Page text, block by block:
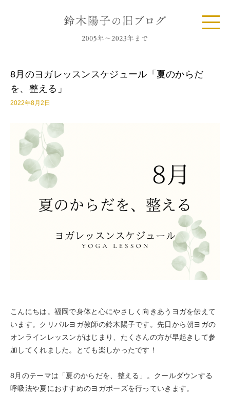
8月のヨガレッスンスケジュール「夏のからだ
を、整える」
2022年8月2日
こんにちは。福岡で身体と心にやさしく向きあうヨガを伝えて
います。クリパルヨガ教師の鈴木陽子です。先日から朝ヨガの
オンラインレッスンがはじまり、たくさんの方が早起きして参
加してくれました。とても楽しかったです！
8月のテーマは「夏のからだを、整える」。クールダウンする
呼吸法や夏におすすめのヨガポーズを行っていきます。